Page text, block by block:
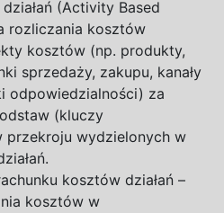
(Activity Based
rozliczania kosztów
kosztów (np. produkty,
sprzedaży, zakupu, kanały
odpowiedzialności) za
(kluczy
przekroju wydzielonych w
kosztów działań –
kosztów w